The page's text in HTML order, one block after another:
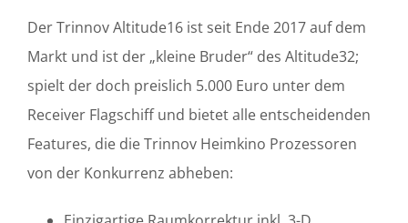
Der Trinnov Altitude16 ist seit Ende 2017 auf dem
Markt und ist der „kleine Bruder“ des Altitude32;
spielt der doch preislich 5.000 Euro unter dem
Receiver Flagschiff und bietet alle entscheidenden
Features, die die Trinnov Heimkino Prozessoren
von der Konkurrenz abheben: